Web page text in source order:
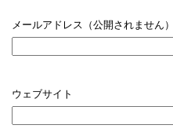
メールアドレス（公開されません）
ウェブサイト